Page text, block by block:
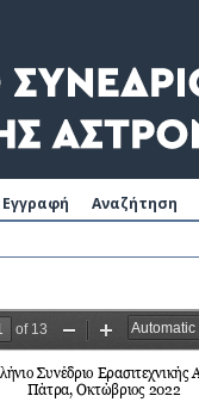
Εγγραφή Αναζήτηση